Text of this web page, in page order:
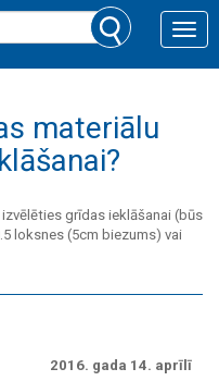
Toggle
materiālu
grīdas ieklāšanai (būs
loksnes (5cm biezums) vai
2016. gada 14. aprīlī